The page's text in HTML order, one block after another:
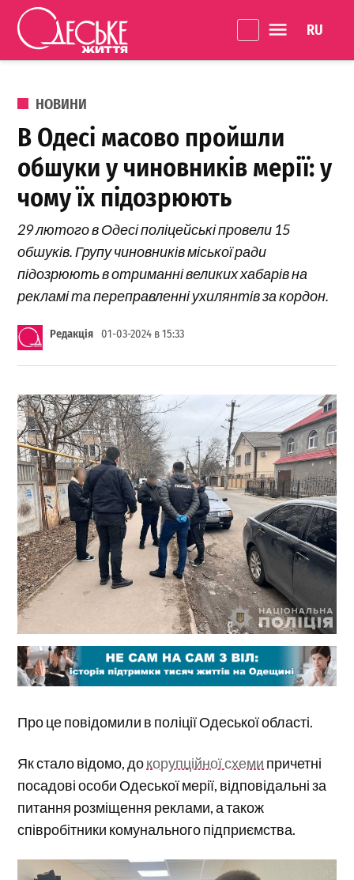
Перейти до вмісту
Життя
ОПУБЛІКОВАНО В
НОВИНИ
В Одесі масово пройшли
обшуки у чиновників мерії: у
чому їх підозрюють
29 лютого в Одесі поліцейські провели 15
обшуків. Групу чиновників міської ради
підозрюють в отриманні великих хабарів на
рекламі та переправленні ухилянтів за кордон.
Редакція 01-03-2024 в 15:33
Про це повідомили в поліції Одеської області.
Як стало відомо, докорупційної схеми причетні
посадові особи Одеської мерії, відповідальні за
питання розміщення реклами, а також
співробітники комунального підприємства.